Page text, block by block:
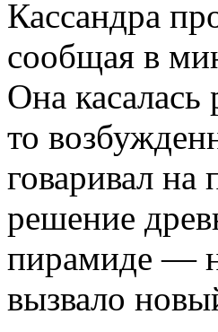
Кассандра
сообщая в
Она
то
говаривал на
решение
пирамиде —
вызвало